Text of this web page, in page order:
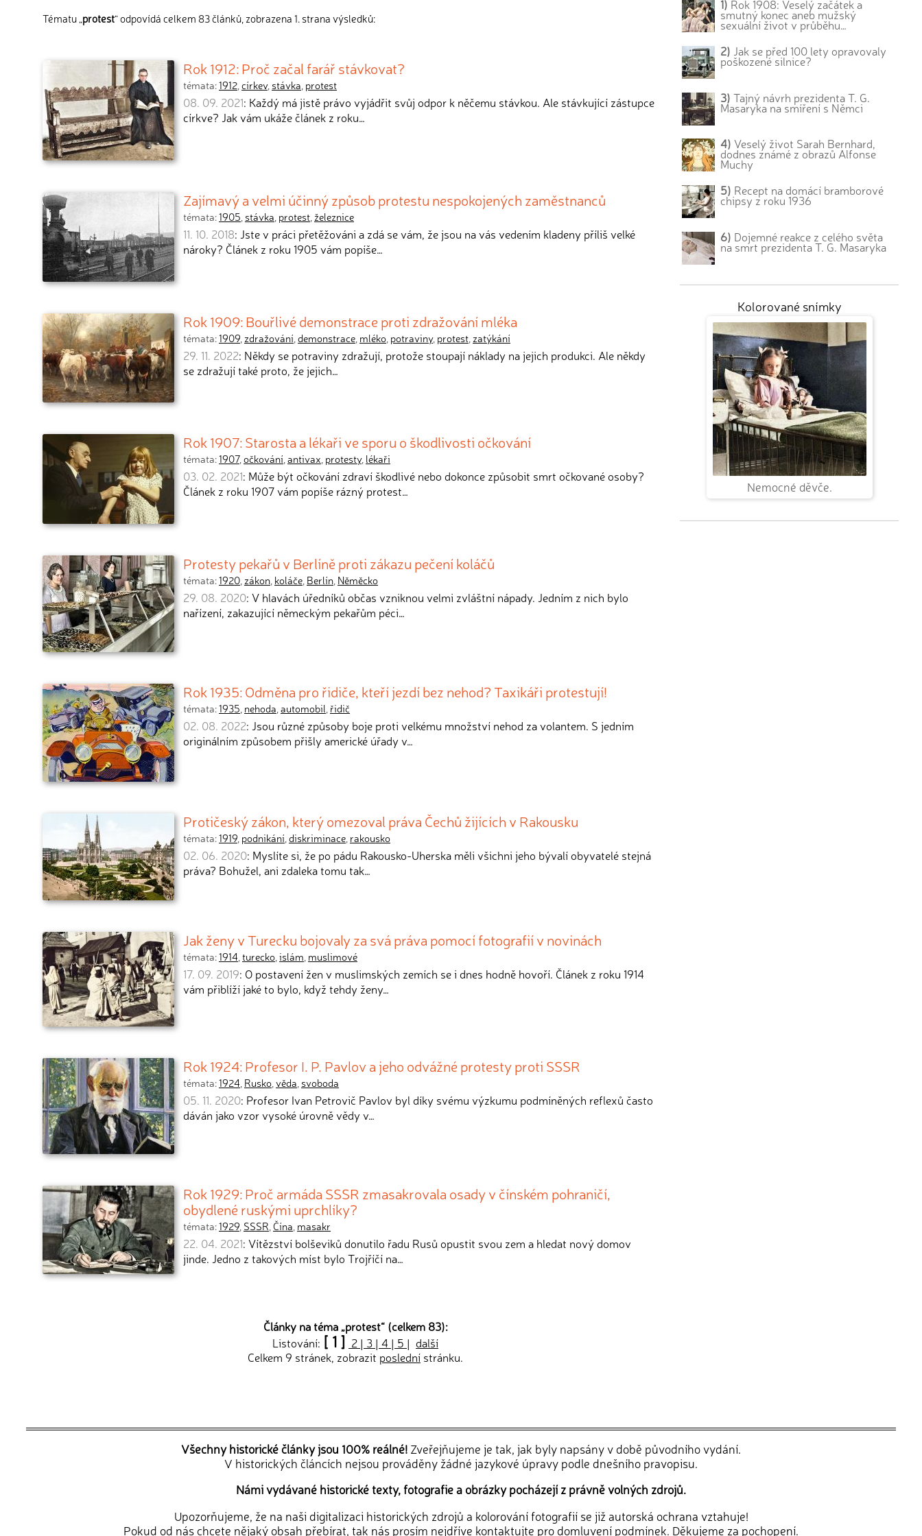
Tématu „protest“ odpovídá celkem 83 článků, zobrazena 1. strana výsledků:
Rok 1912: Proč začal farář stávkovat?
témata:1912,církev, stávka, protest
08. 09. 2021: Každý má jistě právo vyjádřit svůj odpor k něčemu stávkou. Ale stávkující zástupce
církve? Jak vám ukáže článek z roku…
Zajímavý a velmi účinný způsob protestu nespokojených zaměstnanců
témata:1905, stávka, protest, železnice
11. 10. 2018: Jste v práci přetěžováni a zdá se vám, že jsou na vás vedením kladeny příliš velké
nároky? Článek z roku 1905 vám popíše…
Rok 1909: Bouřlivé demonstrace proti zdražování mléka
témata:1909, zdražování,demonstrace, mléko, potraviny, protest, zatýkání
29. 11. 2022: Někdy se potraviny zdražují, protože stoupají náklady na jejich produkci. Ale někdy
se zdražují také proto, že jejich…
Rok 1907: Starosta a lékaři ve sporu o škodlivosti očkování
témata:1907,očkování,antivax, protesty, lékaři
03. 02. 2021: Může být očkování zdraví škodlivé nebo dokonce způsobit smrt očkované osoby?
Článek z roku 1907 vám popíše rázný protest…
Protesty pekařů v Berlíně proti zákazu pečení koláčů
témata:1920, zákon, koláče, Berlín, Něměcko
29. 08. 2020: V hlavách úředníků občas vzniknou velmi zvláštní nápady. Jedním z nich bylo
nařízení, zakazující německým pekařům péci…
Rok 1935: Odměna pro řidiče, kteří jezdí bez nehod? Taxikáři protestují!
témata:1935, nehoda,automobil, řidič
02. 08. 2022: Jsou různé způsoby boje proti velkému množství nehod za volantem. S jedním
originálním způsobem přišly americké úřady v…
Protičeský zákon, který omezoval práva Čechů žijících v Rakousku
témata:1919, podnikání,diskriminace, rakousko
02. 06. 2020: Myslíte si, že po pádu Rakousko-Uherska měli všichni jeho bývalí obyvatelé stejná
práva? Bohužel, ani zdaleka tomu tak…
Jak ženy v Turecku bojovaly za svá práva pomocí fotografií v novinách
témata:1914,turecko,islám, muslimové
17. 09. 2019: O postavení žen v muslimských zemích se i dnes hodně hovoří. Článek z roku 1914
vám přiblíží jaké to bylo, když tehdy ženy…
Rok 1924: Profesor I. P. Pavlov a jeho odvážné protesty proti SSSR
témata:1924, Rusko,věda, svoboda
05. 11. 2020: Profesor Ivan Petrovič Pavlov byl díky svému výzkumu podmíněných reflexů často
dáván jako vzor vysoké úrovně vědy v…
Rok 1929: Proč armáda SSSR zmasakrovala osady v čínském pohraničí,
obydlené ruskými uprchlíky?
témata:1929, SSSR,Čína, masakr
22. 04. 2021: Vítězství bolševiků donutilo řadu Rusů opustit svou zem a hledat nový domov
jinde. Jedno z takových míst bylo Trojříčí na…
Články na téma „protest“ (celkem 83):
Listování: [ 1 ] 2 | 3 | 4 | 5 | další
Celkem 9 stránek, zobrazit poslední stránku.
1) Rok 1908: Veselý začátek a
smutný konec aneb mužský
sexuální život v průběhu…
2) Jak se před 100 lety opravovaly
poškozené silnice?
3) Tajný návrh prezidenta T. G.
Masaryka na smíření s Němci
4) Veselý život Sarah Bernhard,
dodnes známé z obrazů Alfonse
Muchy
5) Recept na domácí bramborové
chipsy z roku 1936
6) Dojemné reakce z celého světa
na smrt prezidenta T. G. Masaryka
Kolorované snímky
Nemocné děvče.
Všechny historické články jsou 100% reálné! Zveřejňujeme je tak, jak byly napsány v době původního vydání.
V historických článcích nejsou prováděny žádné jazykové úpravy podle dnešního pravopisu.
Námi vydávané historické texty, fotografie a obrázky pocházejí z právně volných zdrojů.
Upozorňujeme, že na naši digitalizaci historických zdrojů a kolorování fotografií se již autorská ochrana vztahuje!
Pokud od nás chcete nějaký obsah přebírat, tak nás prosím nejdříve kontaktujte pro domluvení podmínek. Děkujeme za pochopení.